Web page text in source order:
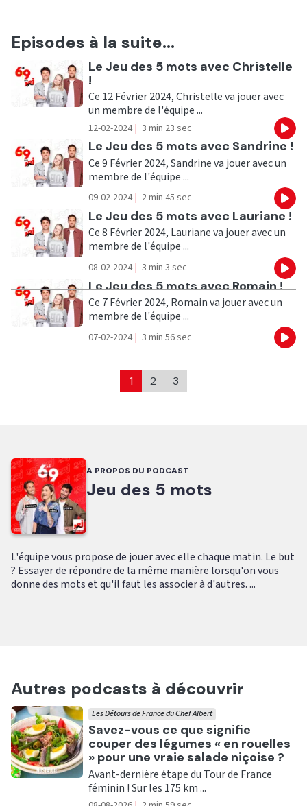
Episodes à la suite...
Ecouter
Le Jeu des 5 mots avec Christelle
!
Ce 12 Février 2024, Christelle va jouer avec
un membre de l'équipe ...
12-02-2024 | 3 min 23 sec
Ecouter
Le Jeu des 5 mots avec Sandrine !
Ce 9 Février 2024, Sandrine va jouer avec un
membre de l'équipe ...
09-02-2024 | 2 min 45 sec
Ecouter
Le Jeu des 5 mots avec Lauriane !
Ce 8 Février 2024, Lauriane va jouer avec un
membre de l'équipe ...
08-02-2024 | 3 min 3 sec
Ecouter
Le Jeu des 5 mots avec Romain !
Ce 7 Février 2024, Romain va jouer avec un
membre de l'équipe ...
07-02-2024 | 3 min 56 sec
1 2 3
A PROPOS DU PODCAST
Jeu des 5 mots
L'équipe vous propose de jouer avec elle chaque matin. Le but
? Essayer de répondre de la même manière lorsqu'on vous
donne des mots et qu'il faut les associer à d'autres. ...
Autres podcasts à découvrir
Ecouter
Savez-vous ce que signifie
couper des légumes « en rouelles
» pour une vraie salade niçoise ?
Les Détours de France du Chef Albert
Avant-dernière étape du Tour de France
féminin ! Sur les 175 km ...